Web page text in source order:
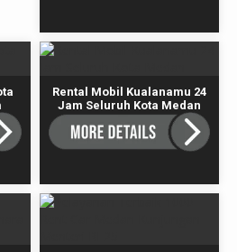
Rental Mobil Kualanamu 24
Jam Seluruh Kota Medan